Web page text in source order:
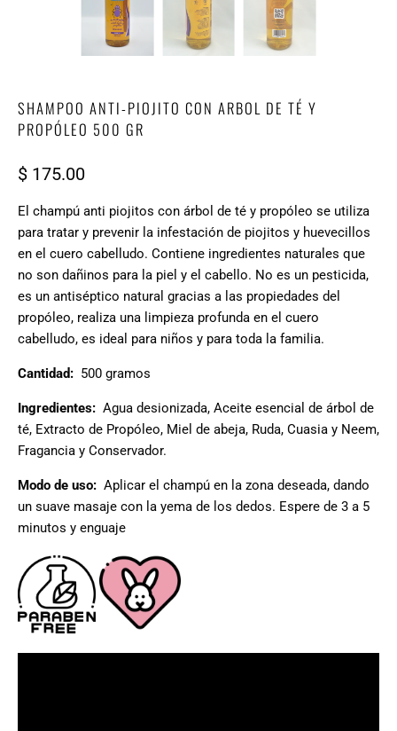
SHAMPOO ANTI-PIOJITO CON ARBOL DE TÉ Y
PROPÓLEO 500 GR
$ 175.00
El champú anti piojitos con árbol de té y propóleo se utiliza
para tratar y prevenir la infestación de piojitos y huevecillos
en el cuero cabelludo. Contiene ingredientes naturales que
no son dañinos para la piel y el cabello. No es un pesticida,
es un antiséptico natural gracias a las propiedades del
propóleo, realiza una limpieza profunda en el cuero
cabelludo, es ideal para niños y para toda la familia.
Cantidad: 500 gramos
Ingredientes: Agua desionizada, Aceite esencial de árbol de
té, Extracto de Propóleo, Miel de abeja, Ruda, Cuasia y Neem,
Fragancia y Conservador.
Modo de uso: Aplicar el champú en la zona deseada, dando
un suave masaje con la yema de los dedos. Espere de 3 a 5
minutos y enguaje